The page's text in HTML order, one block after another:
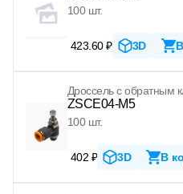
100 шт.
423.60 ₽ 3D
Дроссель с обратным
ZSCE04-M5
100 шт.
402 ₽ 3D В